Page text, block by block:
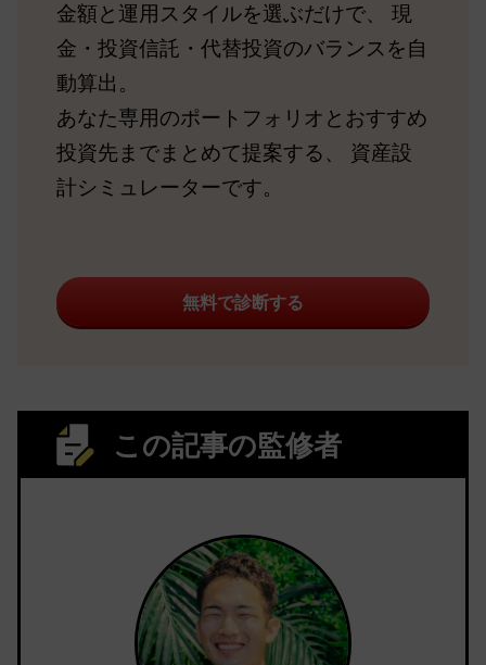
金額と運用スタイルを選ぶだけで、 現
金・投資信託・代替投資のバランスを自
動算出。
あなた専用のポートフォリオとおすすめ
投資先までまとめて提案する、 資産設
計シミュレーターです。
無料で診断する
この記事の監修者